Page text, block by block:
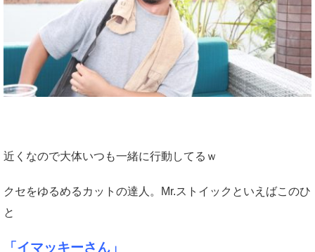
近くなので大体いつも一緒に行動してるｗ
クセをゆるめるカットの達人。Mr.ストイックといえばこのひ
と
「イマッキーさん」